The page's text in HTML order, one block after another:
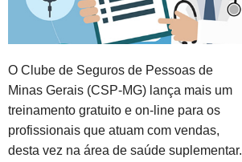
O Clube de Seguros de Pessoas de
Minas Gerais (CSP-MG) lança mais um
treinamento gratuito e on-line para os
profissionais que atuam com vendas,
desta vez na área de saúde suplementar.